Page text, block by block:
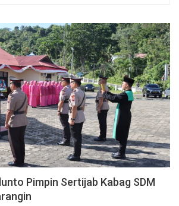
Pimpin Sertijab Kabag SDM